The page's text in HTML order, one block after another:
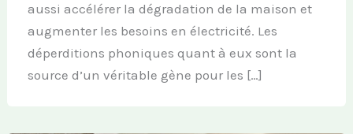
aussi accélérer la dégradation de la maison et
augmenter les besoins en électricité. Les
déperditions phoniques quant à eux sont la
source d’un véritable gène pour les […]